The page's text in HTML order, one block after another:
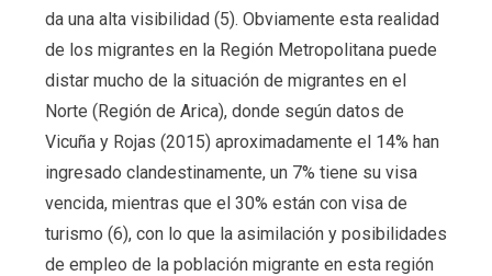
da una alta visibilidad (5). Obviamente esta realidad
de los migrantes en la Región Metropolitana puede
distar mucho de la situación de migrantes en el
Norte (Región de Arica), donde según datos de
Vicuña y Rojas (2015) aproximadamente el 14% han
ingresado clandestinamente, un 7% tiene su visa
vencida, mientras que el 30% están con visa de
turismo (6), con lo que la asimilación y posibilidades
de empleo de la población migrante en esta región